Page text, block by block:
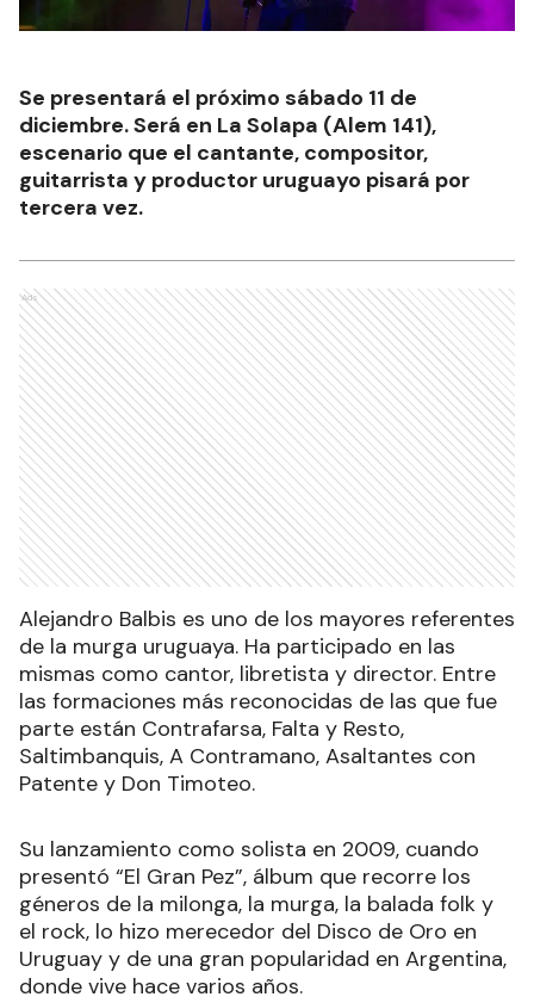
Se presentará el próximo sábado 11 de
diciembre. Será en La Solapa (Alem 141),
escenario que el cantante, compositor,
guitarrista y productor uruguayo pisará por
tercera vez.
Ads
Alejandro Balbis es uno de los mayores referentes
de la murga uruguaya. Ha participado en las
mismas como cantor, libretista y director. Entre
las formaciones más reconocidas de las que fue
parte están Contrafarsa, Falta y Resto,
Saltimbanquis, A Contramano, Asaltantes con
Patente y Don Timoteo.
Su lanzamiento como solista en 2009, cuando
presentó “El Gran Pez”, álbum que recorre los
géneros de la milonga, la murga, la balada folk y
el rock, lo hizo merecedor del Disco de Oro en
Uruguay y de una gran popularidad en Argentina,
donde vive hace varios años.